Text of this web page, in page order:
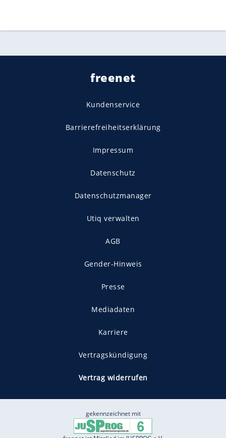
freenet
Kundenservice
Barrierefreiheitserklärung
Impressum
Datenschutz
Datenschutzmanager
Utiq verwalten
AGB
Gender-Hinweis
Presse
Mediadaten
Karriere
Vertragskündigung
Vertrag widerrufen
gekennzeichnet mit